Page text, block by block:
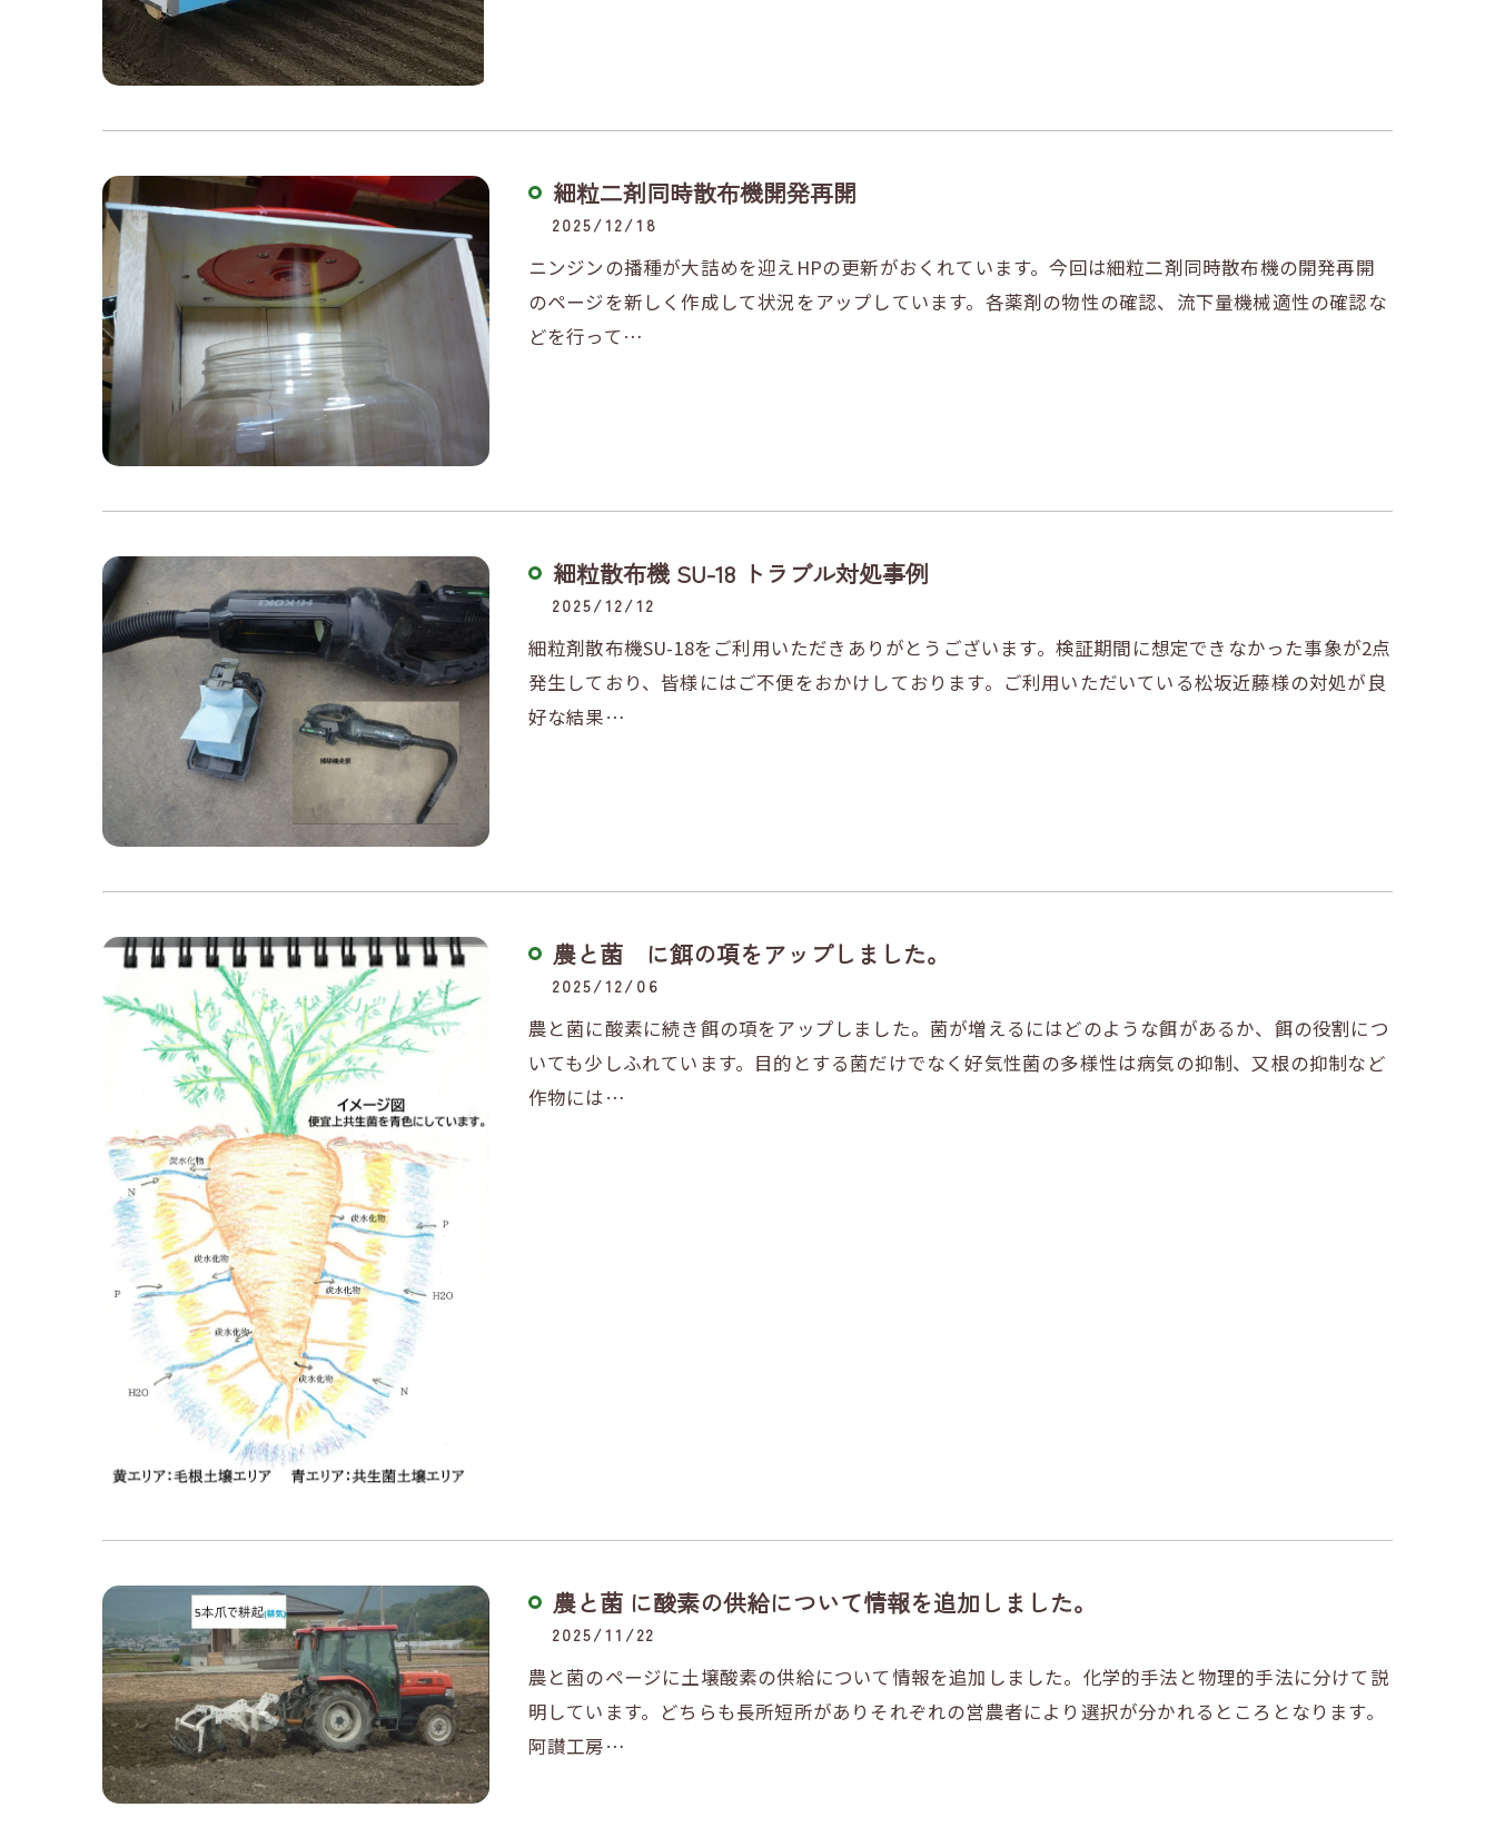
細粒二剤同時散布機開発再開
2025/12/18
ニンジンの播種が大詰めを迎えHPの更新がおくれています。今回は細粒二剤同時散布機の開発再開
のページを新しく作成して状況をアップしています。各薬剤の物性の確認、流下量機械適性の確認な
どを行って…
細粒散布機 SU-18 トラブル対処事例
2025/12/12
細粒剤散布機SU-18をご利用いただきありがとうございます。検証期間に想定できなかった事象が2点
発生しており、皆様にはご不便をおかけしております。ご利用いただいている松坂近藤様の対処が良
好な結果…
農と菌 に餌の項をアップしました。
2025/12/06
農と菌に酸素に続き餌の項をアップしました。菌が増えるにはどのような餌があるか、餌の役割につ
いても少しふれています。目的とする菌だけでなく好気性菌の多様性は病気の抑制、又根の抑制など
作物には…
農と菌 に酸素の供給について情報を追加しました。
2025/11/22
農と菌のページに土壌酸素の供給について情報を追加しました。化学的手法と物理的手法に分けて説
明しています。どちらも長所短所がありそれぞれの営農者により選択が分かれるところとなります。
阿讃工房…